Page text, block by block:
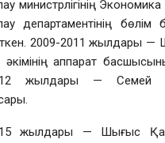
министрлігінің
департаментінің
2009-2011 жылдары —
аппарат
жылдары — Семей
жылдары — Шығыс